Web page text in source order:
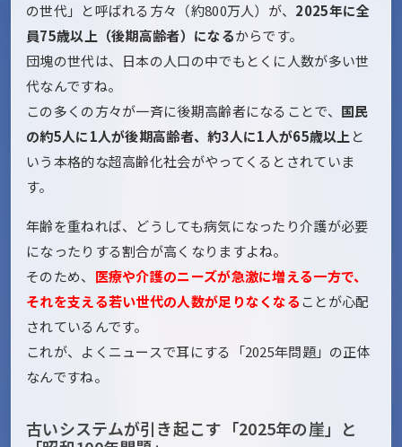
の世代」と呼ばれる方々（約800万人）が、 2025年に全
員75歳以上（後期高齢者）になるからです。
団塊の世代は、日本の人口の中でもとくに人数が多い世
代なんですね。
この多くの方々が一斉に後期高齢者になることで、 国民
の約5人に1人が後期高齢者、約3人に1人が65歳以上と
いう本格的な超高齢化社会がやってくるとされていま
す。
年齢を重ねれば、どうしても病気になったり介護が必要
になったりする割合が高くなりますよね。
そのため、 医療や介護のニーズが急激に増える一方で、
それを支える若い世代の人数が足りなくなることが心配
されているんです。
これが、よくニュースで耳にする「2025年問題」の正体
なんですね。
古いシステムが引き起こす「2025年の崖」と